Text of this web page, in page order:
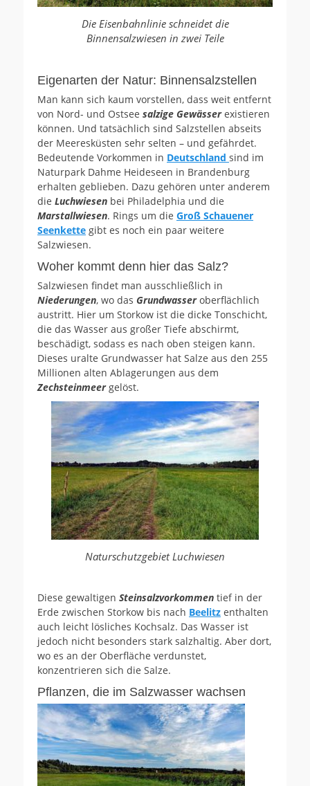
Die Eisenbahnlinie schneidet die
Binnensalzwiesen in zwei Teile
Eigenarten der Natur: Binnensalzstellen
Man kann sich kaum vorstellen, dass weit entfernt
von Nord- und Ostsee salzige Gewässerexistieren
können. Und tatsächlich sind Salzstellen abseits
der Meeresküsten sehr selten – und gefährdet.
Bedeutende Vorkommen in Deutschland sind im
Naturpark Dahme Heideseen in Brandenburg
erhalten geblieben. Dazu gehören unter anderem
die Luchwiesen bei Philadelphia und die
Marstallwiesen. Rings um die Groß Schauener
Seenkette gibt es noch ein paar weitere
Salzwiesen.
Woher kommt denn hier das Salz?
Salzwiesen findet man ausschließlich in
Niederungen, wo das Grundwasseroberflächlich
austritt. Hier um Storkow ist die dicke Tonschicht,
die das Wasser aus großer Tiefe abschirmt,
beschädigt, sodass es nach oben steigen kann.
Dieses uralte Grundwasser hat Salze aus den 255
Millionen alten Ablagerungen aus dem
Zechsteinmeergelöst.
Naturschutzgebiet Luchwiesen
Diese gewaltigen Steinsalzvorkommen tief in der
Erde zwischen Storkow bis nach Beelitz enthalten
auch leicht lösliches Kochsalz. Das Wasser ist
jedoch nicht besonders stark salzhaltig. Aber dort,
wo es an der Oberfläche verdunstet,
konzentrieren sich die Salze.
Pflanzen, die im Salzwasser wachsen